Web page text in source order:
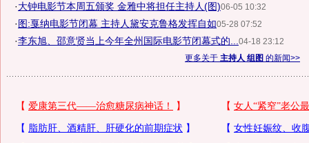
·大钟电影节本周五颁奖 金雅中将担任主持人(图)06-05 10:32
·图:戛纳电影节闭幕 主持人黛安克鲁格发挥自如05-28 07:52
·李东旭、邵意贤当上今年全州国际电影节闭幕式的... 04-18 23:12
更多关于 主持人 组图 的新闻>>